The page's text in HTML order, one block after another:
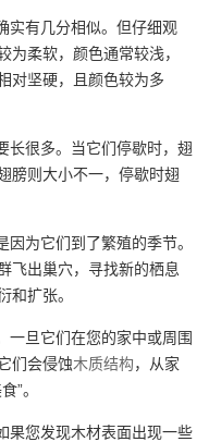
实有几分相似。但仔细观
为柔软，颜色通常较浅，
对坚硬，且颜色较为多
很多。当它们停歇时，翅
膀则大小不一，停歇时翅
因为它们到了繁殖的季节。
飞出巢穴，寻找新的栖息
和扩张。
旦它们在您的家中或周围
们会侵蚀木质结构，从家
”。
果您发现木材表面出现一些